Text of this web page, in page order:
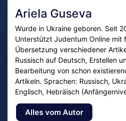
Ariela Guseva
Wurde in Ukraine geboren. Seit
Unterstützt Judentum Online mit
Übersetzung verschiedener
Russisch auf Deutsch, Erstellen
Bearbeitung von schon
Artikeln. Sprachen: Russisch,
Englisch, Hebräisch
Alles vom Autor